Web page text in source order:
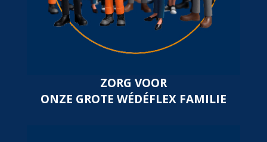
ZORG VOOR
ONZE GROTE WÉDÉFLEX FAMILIE